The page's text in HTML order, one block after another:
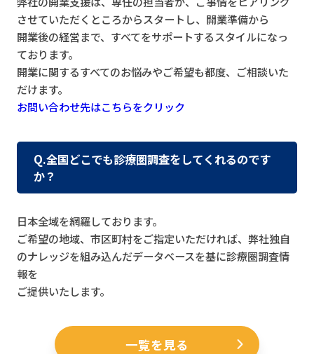
させていただくところからスタートし、開業準備から
開業後の経営まで、すべてをサポートするスタイルになっ
ております。
開業に関するすべてのお悩みやご希望も都度、ご相談いた
だけます。
お問い合わせ先はこちらをクリック
Q.全国どこでも診療圏調査をしてくれるのです
か？
日本全域を網羅しております。
ご希望の地域、市区町村をご指定いただければ、弊社独自
のナレッジを組み込んだデータベースを基に診療圏調査情
報を
ご提供いたします。
一覧を見る